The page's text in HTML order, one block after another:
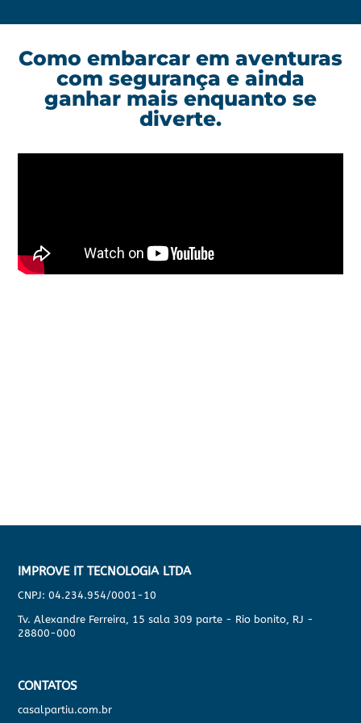
Como embarcar em aventuras
com segurança e ainda
ganhar mais enquanto se
diverte.
IMPROVE IT TECNOLOGIA LTDA
CNPJ: 04.234.954/0001-10
Tv. Alexandre Ferreira, 15 sala 309 parte - Rio bonito, RJ -
28800-000
CONTATOS
casalpartiu.com.br